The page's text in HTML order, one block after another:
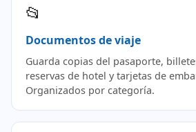
📂
Documentos de viaje
Guarda copias del pasaporte,
reservas de hotel y tarjetas de
Organizados por categoría.